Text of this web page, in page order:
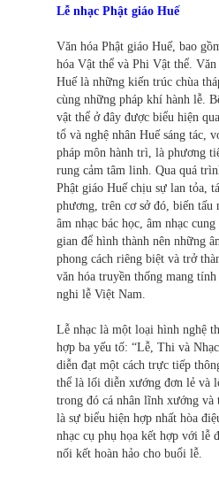
Lễ nhạc Phật giáo Huế
Văn hóa Phật giáo Huế, bao
hóa Vật thể và Phi Vật thể.
Huế là những kiến trúc chùa
cùng những pháp khí hành lễ.
vật thể ở đây được biểu hiện
tổ và nghệ nhân Huế sáng tác,
pháp môn hành trì, là phương
rung cảm tâm linh. Qua quá
Phật giáo Huế chịu sự lan tỏa,
phương, trên cơ sở đó, biến tấu
âm nhạc bác học, âm nhạc
gian để hình thành nên những
phong cách riêng biệt và trở
văn hóa truyền thống mang tính
nghi lễ Việt Nam.
Lễ nhạc là một loại hình nghệ
hợp ba yếu tố: “Lễ, Thi và
diễn đạt một cách trực tiếp
thể là lối diễn xướng đơn lẻ và
trong đó cá nhân lĩnh xướng và
là sự biểu hiện hợp nhất hòa
nhạc cụ phụ họa kết hợp với lễ
nối kết hoàn hảo cho buổi lễ.